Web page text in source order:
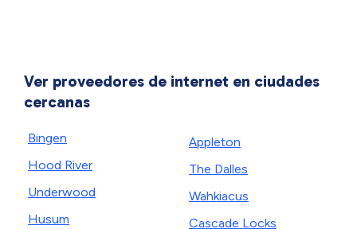
Ver proveedores de internet en ciudades
cercanas
Bingen
Hood River
Underwood
Husum
Appleton
The Dalles
Wahkiacus
Cascade Locks